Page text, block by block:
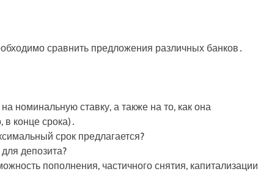
сравнить предложения различных банков․
номинальную ставку, а также на то, как она
конце срока)․
срок предлагается?
депозита?
пополнения, частичного снятия, капитализации